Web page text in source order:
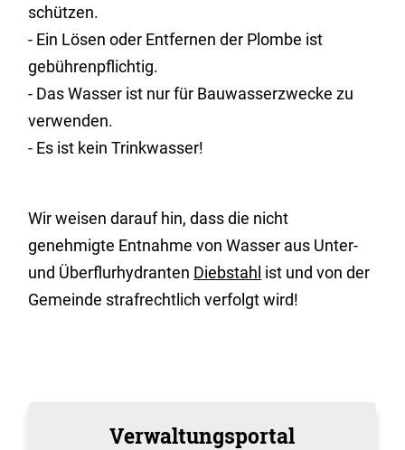
schützen.
- Ein Lösen oder Entfernen der Plombe ist
gebührenpflichtig.
- Das Wasser ist nur für Bauwasserzwecke zu
verwenden.
- Es ist kein Trinkwasser!
Wir weisen darauf hin, dass die nicht
genehmigte Entnahme von Wasser aus Unter-
und Überflurhydranten Diebstahl ist und von der
Gemeinde strafrechtlich verfolgt wird!
Verwaltungsportal